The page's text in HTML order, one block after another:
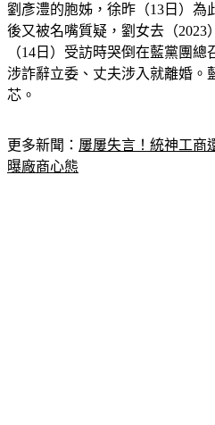
劉彥澧的胞姊，徐昨（13日）為
後又被名嘴質疑，劉女去（
（14日）受訪時哭倒在藍黨團
涉詐辭立委、丈夫涉入就離婚。
芯。
更多新聞： 屢屢失言！統神工商
曝廠商心態